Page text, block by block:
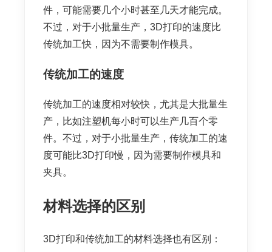
件，可能需要几个小时甚至几天才能完成。
不过，对于小批量生产，3D打印的速度比
传统加工快，因为不需要制作模具。
传统加工的速度
传统加工的速度相对较快，尤其是大批量生
产，比如注塑机每小时可以生产几百个零
件。不过，对于小批量生产，传统加工的速
度可能比3D打印慢，因为需要制作模具和
夹具。
材料选择的区别
3D打印和传统加工的材料选择也有区别：